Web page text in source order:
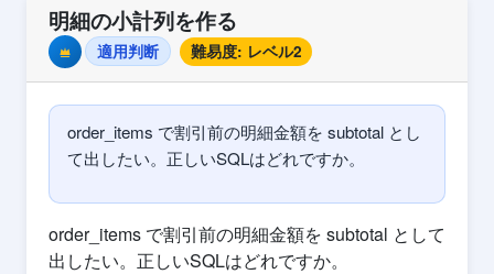
明細の小計列を作る
Premium適用判断 難易度: レベル2
order_items で割引前の明細金額を subtotal とし
て出したい。正しいSQLはどれですか。
order_items で割引前の明細金額を subtotal として
出したい。正しいSQLはどれですか。